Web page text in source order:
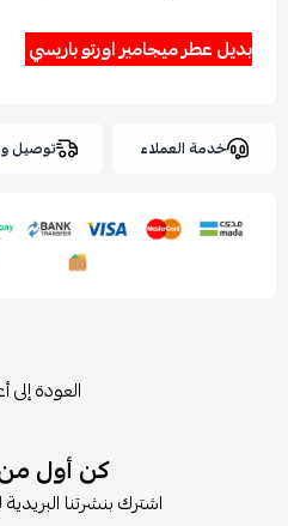
بديل عطر ميجامير اورتو باريسي
خدمة العملاء توصيل
العودة إلى
كن أول
اشترك بنشرتنا